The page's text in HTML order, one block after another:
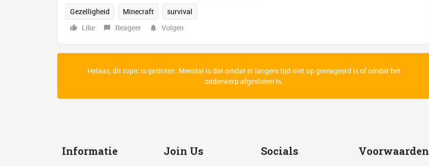
Gezelligheid
Minecraft
survival
Like
Reageer Volgen
Helaas, dit topic is gesloten. Meestal is dat omdat er langere tijd niet op gereageerd is of omdat het
onderwerp afgesloten is.
Informatie Join Us Socials Voorwaarden